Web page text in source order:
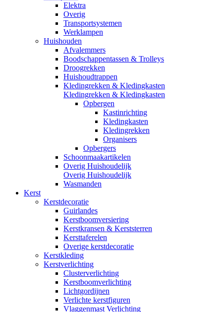
Elektra
Overig
Transportsystemen
Werklampen
Huishouden
Afvalemmers
Boodschappentassen & Trolleys
Droogrekken
Huishoudtrappen
Kledingrekken & Kledingkasten
Kledingrekken & Kledingkasten
Opbergen
Kastinrichting
Kledingkasten
Kledingrekken
Organisers
Opbergers
Schoonmaakartikelen
Overig Huishoudelijk
Overig Huishoudelijk
Wasmanden
Kerst
Kerstdecoratie
Guirlandes
Kerstboomversiering
Kerstkransen & Kerststerren
Kersttaferelen
Overige kerstdecoratie
Kerstkleding
Kerstverlichting
Clusterverlichting
Kerstboomverlichting
Lichtgordijnen
Verlichte kerstfiguren
Vlaggenmast Verlichting